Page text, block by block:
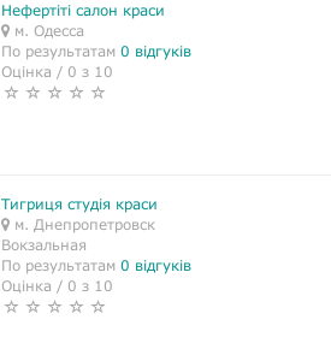
Нефертіті салон краси
м. Одесса
По результатам 0 відгуків
Оцінка / 0 з 10
Тигриця студія краси
м. Днепропетровск
Вокзальная
По результатам 0 відгуків
Оцінка / 0 з 10